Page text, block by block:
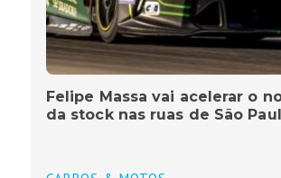
Felipe Massa vai acelerar o
da stock nas ruas de São